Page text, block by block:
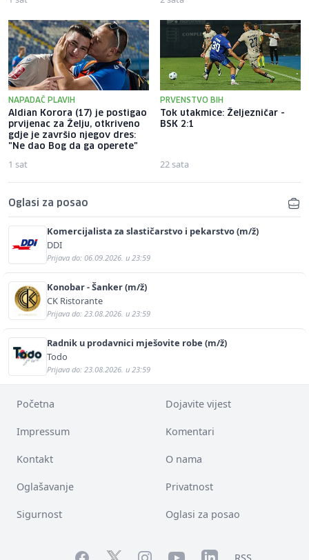
NAPADAČ PLAVIH
Aldian Korora (17) je postigao
prvijenac za Želju, otkriveno
gdje je završio njegov dres:
"Ne dao Bog da ga operete"
1 sat
PRVENSTVO BIH
Tok utakmice: Željezničar -
BSK 2:1
22 sata
Oglasi za posao
Komercijalista za slastičarstvo i pekarstvo (m/ž)
DDI
Prijava do: 06.09.2026. u 23:59
Konobar - Šanker (m/ž)
CK Ristorante
Prijava do: 23.08.2026. u 23:59
Radnik u prodavnici mješovite robe (m/ž)
Todo
Prijava do: 23.08.2026. u 23:59
Početna Dojavite vijest
Impressum Komentari
Kontakt O nama
Oglašavanje Privatnost
Sigurnost Oglasi za posao
FacebookTwitterInstagramYouTubeLinkedIn